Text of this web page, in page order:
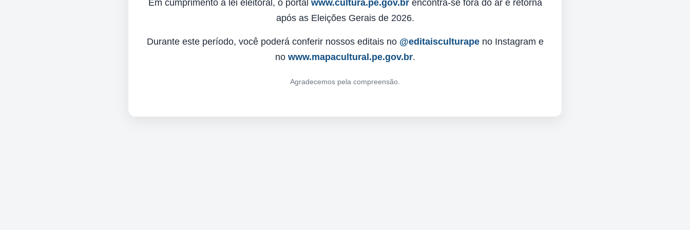
Em cumprimento à lei eleitoral, o portal www.cultura.pe.gov.brencontra-se fora do ar e retorna
após as Eleições Gerais de 2026.
Durante este período, você poderá conferir nossos editais no @editaisculturapeno Instagram e
no www.mapacultural.pe.gov.br.
Agradecemos pela compreensão.